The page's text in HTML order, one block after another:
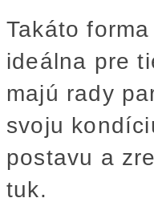
Takáto
ideálna pre
majú rady
svoju
postavu a
tuk.